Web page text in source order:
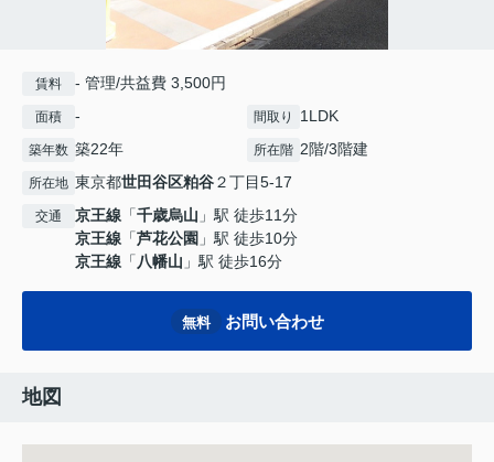
賃料 - 管理/共益費 3,500円
面積 - 間取り 1LDK
築年数 築22年 所在階 2階/3階建
所在地 東京都世田谷区粕谷２丁目5-17
交通 京王線 「千歳烏山 」駅 徒歩11分
京王線 「芦花公園 」駅 徒歩10分
京王線 「 八幡山 」駅 徒歩16分
無料 お問い合わせ
地図